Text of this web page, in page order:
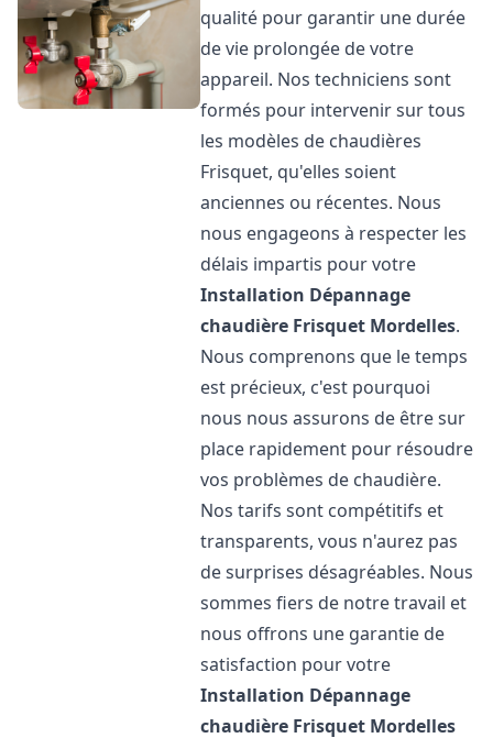
qualité pour garantir une durée
de vie prolongée de votre
appareil. Nos techniciens sont
formés pour intervenir sur tous
les modèles de chaudières
Frisquet, qu'elles soient
anciennes ou récentes. Nous
nous engageons à respecter les
délais impartis pour votre
Installation Dépannage
chaudière Frisquet Mordelles.
Nous comprenons que le temps
est précieux, c'est pourquoi
nous nous assurons de être sur
place rapidement pour résoudre
vos problèmes de chaudière.
Nos tarifs sont compétitifs et
transparents, vous n'aurez pas
de surprises désagréables. Nous
sommes fiers de notre travail et
nous offrons une garantie de
satisfaction pour votre
Installation Dépannage
chaudière Frisquet Mordelles